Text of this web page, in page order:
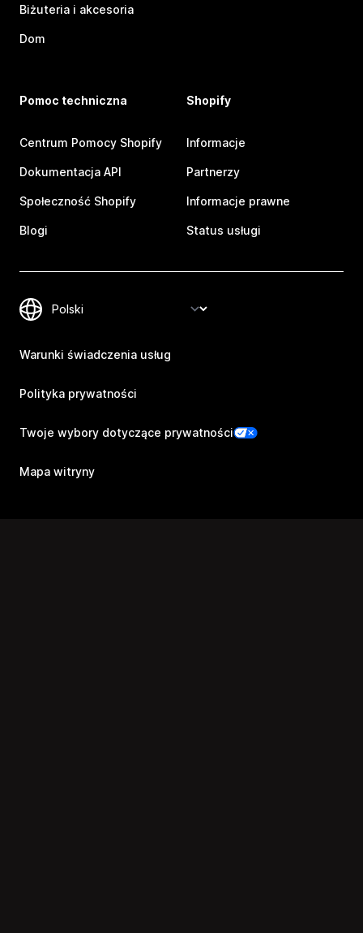
Biżuteria i akcesoria
Dom
Pomoc techniczna
Centrum Pomocy Shopify
Dokumentacja API
Społeczność Shopify
Blogi
Shopify
Informacje
Partnerzy
Informacje prawne
Status usługi
Warunki świadczenia usług
Polityka prywatności
Twoje wybory dotyczące prywatności
Mapa witryny